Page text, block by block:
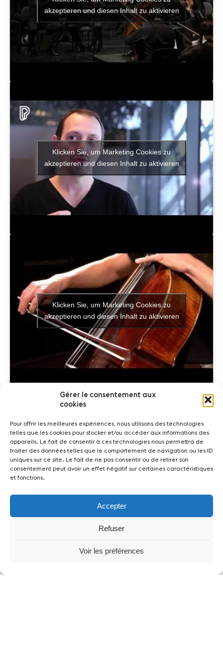
Gérer le consentement aux
cookies
Pour offrir les meilleures expériences, nous utilisons des technologies
telles que les cookies pour stocker et/ou accéder aux informations des
appareils. Le fait de consentir à ces technologies nous permettra de
traiter des données telles que le comportement de navigation ou les ID
uniques sur ce site. Le fait de ne pas consentir ou de retirer son
consentement peut avoir un effet négatif sur certaines caractéristiques
et fonctions.
Accepter
Refuser
Voir les préférences
akzeptieren und diesen Inhalt zu aktivieren
Klicken Sie, um Marketing Cookies zu
akzeptieren und diesen Inhalt zu aktivieren
Klicken Sie, um Marketing Cookies zu
akzeptieren und diesen Inhalt zu aktivieren
Klicken Sie, um Marketing Cookies zu
akzeptieren und diesen Inhalt zu aktivieren